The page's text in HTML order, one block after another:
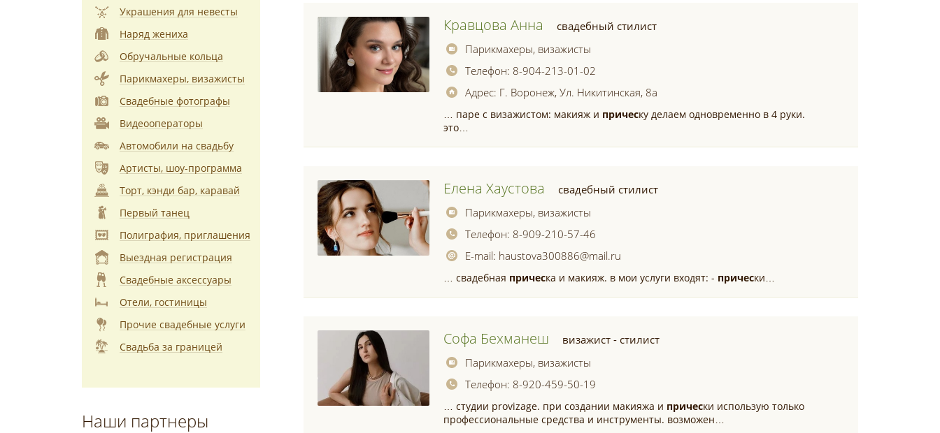
Кравцова Анна
свадебный стилист
Парикмахеры, визажисты
Телефон: 8-904-213-01-02
Адрес: Г. Воронеж, Ул. Никитинская, 8а
… паре с визажистом: макияж и прическу делаем одновременно в 4 руки.
это…
Елена Хаустова
свадебный стилист
Парикмахеры, визажисты
Телефон: 8-909-210-57-46
E-mail: haustova300886@mail.ru
… свадебная прическа и макияж. в мои услуги входят: - прически…
Софа Бехманеш
визажист - стилист
Парикмахеры, визажисты
Телефон: 8-920-459-50-19
… студии provizage. при создании макияжа и прически использую только
профессиональные средства и инструменты. возможен…
Украшения для невесты
Наряд жениха
Обручальные кольца
Парикмахеры, визажисты
Свадебные фотографы
Видеооператоры
Автомобили на свадьбу
Артисты, шоу-программа
Торт, кэнди бар, каравай
Первый танец
Полиграфия, приглашения
Выездная регистрация
Свадебные аксессуары
Отели, гостиницы
Прочие свадебные услуги
Свадьба за границей
Наши партнеры